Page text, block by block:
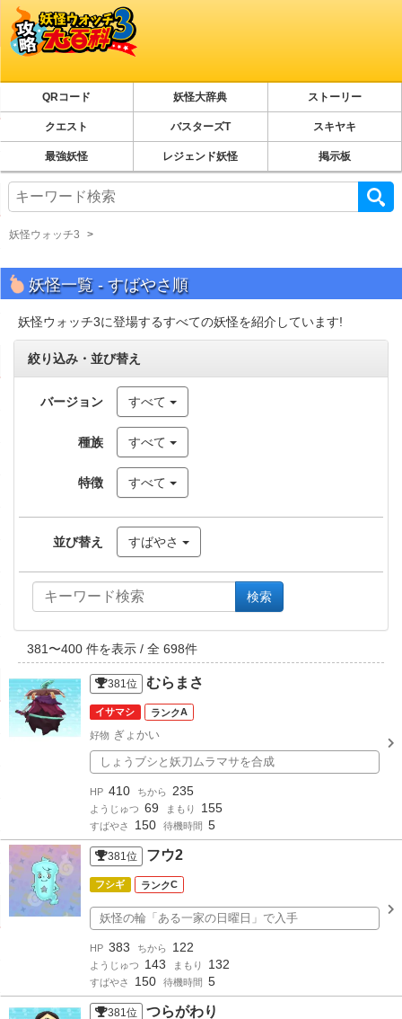
QRコード 妖怪大辞典 ストーリー
クエスト バスターズT スキヤキ
最強妖怪 レジェンド妖怪 掲示板
妖怪ウォッチ3
妖怪一覧 - すばやさ順
妖怪ウォッチ3に登場するすべての妖怪を紹介しています!
絞り込み・並び替え
バージョン すべて
種族 すべて
特徴 すべて
並び替え すばやさ
検索
381 〜400 件を表示 / 全 698件
381 位 むらまさ
イサマシ A
好物 ぎょかい
しょうブシと妖刀ムラマサを合成
HP 410 ちから 235
ようじゅつ 69 まもり 155
すばやさ 150 待機時間 5
381 位 フウ2
フシギ C
妖怪の輪「ある一家の日曜日」で入手
HP 383 ちから 122
ようじゅつ 143 まもり 132
すばやさ 150 待機時間 5
381 位 つらがわり